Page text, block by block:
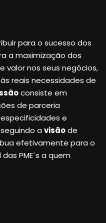
para o sucesso dos
a maximização dos
valor nos seus negócios,
reais necessidades de
consiste em
de parceria
e
a visãode
efetivamente para o
PME´s a quem